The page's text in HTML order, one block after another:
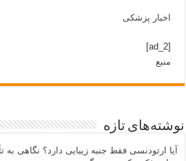
اخبار پزشکی
[ad_2]
منبع
نوشته‌های تازه
آیا ارتودنسی فقط جنبه زیبایی دارد؟ نگاهی به